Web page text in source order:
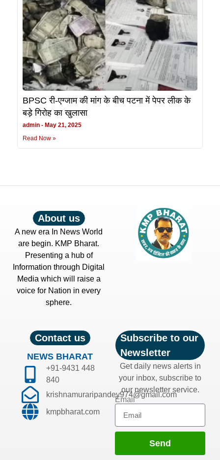
BPSC री-एग्जाम की मांग के बीच पटना में पेपर लीक के
बड़े गिरोह का खुलासा
admin
May 21, 2025
Read Now »
About us
A new era In News World
are begin. KMP Bharat.
Presenting a hub of
Information through Digital
Media which will raise a
voice for Nation in every
sphere.
Contact us
NEWS BHARAT
+91-9431 448
840
krishnamuraripandey974@gmail.com
kmpbharat.com
Subscribe to our
Newsletter
Get daily news alerts in
your inbox, subscribe to
our newsletter service.
Email
Send